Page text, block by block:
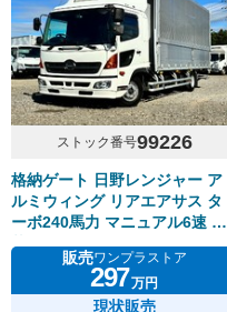
ストック番号99226
格納ゲート 日野レンジャー ア
ルミウィング リアエアサス タ
ーボ240馬力 マニュアル6速 積
載2.3トン
販売ワンプラストア
297万円
現状販売